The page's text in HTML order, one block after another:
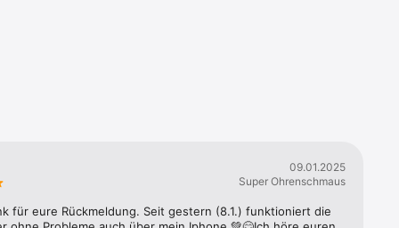
Klick.
und
09.01.2025
Super Ohrenschmaus
für eure Rückmeldung. Seit gestern (8.1.) funktioniert die